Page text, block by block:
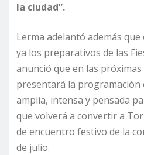
la ciudad”.
Lerma adelantó además
ya los preparativos de las
anunció que en las próximas
presentará la
amplia, intensa y pensada
que volverá a convertir a
de encuentro festivo de la
de julio.